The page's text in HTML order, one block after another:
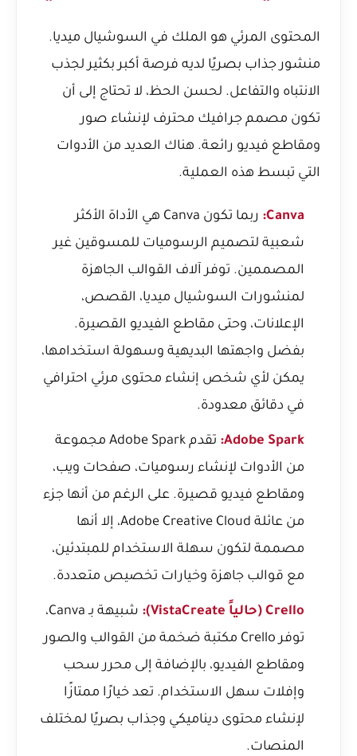
المحتوى المرئي هو الملك في السوشيال ميديا.
منشور جذاب بصريًا لديه فرصة أكبر بكثير لجذب
الانتباه والتفاعل. لحسن الحظ، لا تحتاج إلى أن
تكون مصمم جرافيك محترف لإنشاء صور
ومقاطع فيديو رائعة. هناك العديد من الأدوات
التي تبسط هذه العملية.
Canva:
ربما تكون Canva هي الأداة الأكثر
شعبية لتصميم الرسوميات للمسوقين غير
المصممين. توفر آلاف القوالب الجاهزة
لمنشورات السوشيال ميديا، القصص،
الإعلانات، وحتى مقاطع الفيديو القصيرة.
بفضل واجهتها البديهية وسهولة استخدامها،
يمكن لأي شخص إنشاء محتوى مرئي احترافي
في دقائق معدودة.
Adobe Spark:
تقدم Adobe Spark مجموعة
من الأدوات لإنشاء رسوميات، صفحات ويب،
ومقاطع فيديو قصيرة. على الرغم من أنها جزء
من عائلة Adobe Creative Cloud، إلا أنها
مصممة لتكون سهلة الاستخدام للمبتدئين،
مع قوالب جاهزة وخيارات تخصيص متعددة.
Crello (حالياً VistaCreate):
شبيهة بـ Canva،
توفر Crello مكتبة ضخمة من القوالب والصور
ومقاطع الفيديو، بالإضافة إلى محرر سحب
وإفلات سهل الاستخدام. تعد خيارًا ممتازًا
لإنشاء محتوى ديناميكي وجذاب بصريًا لمختلف
المنصات.